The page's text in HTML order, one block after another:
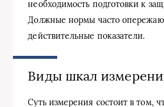
необходимость подготовки к
Должные нормы часто
действительные показатели.
Виды шкал
Суть измерения состоит в том,